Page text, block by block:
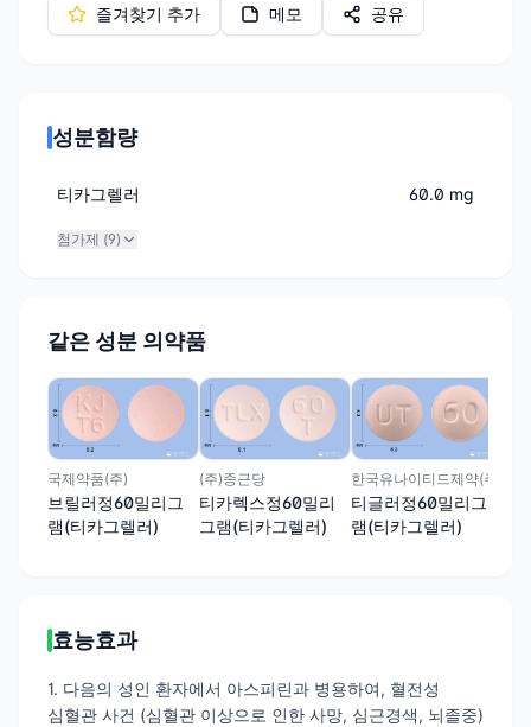
즐겨찾기 추가 메모 공유
성분함량
티카그렐러 60.0 mg
첨가제 (9)
같은 성분 의약품
국제약품(주)
브릴러정60밀리그
램(티카그렐러)
(주)종근당
티카렉스정60밀리
그램(티카그렐러)
한국유나이티드제약(주)
티글러정60밀리그
램(티카그렐러)
효능효과
1. 다음의 성인 환자에서 아스피린과 병용하여, 혈전성
심혈관 사건 (심혈관 이상으로 인한 사망, 심근경색, 뇌졸중)